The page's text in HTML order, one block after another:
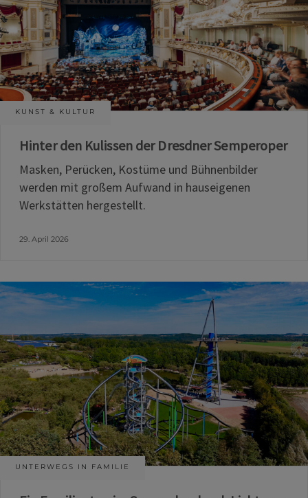
KUNST & KULTUR
Hinter den Kulissen der Dresdner Semperoper
Masken, Perücken, Kostüme und Bühnenbilder
werden mit großem Aufwand in hauseigenen
Werkstätten hergestellt.
29. April 2026
UNTERWEGS IN FAMILIE